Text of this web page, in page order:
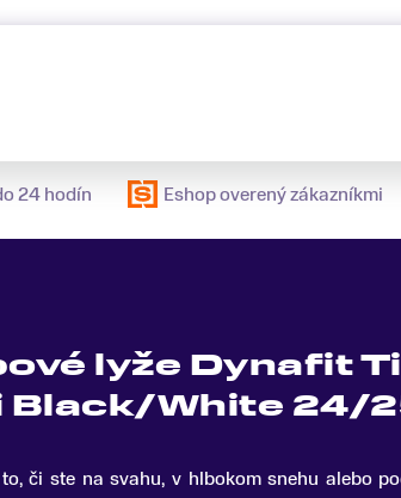
24 hodín Eshop overený zákazníkmi
lyže Dynafit
Black/White 24/
či ste na svahu, v hlbokom snehu alebo